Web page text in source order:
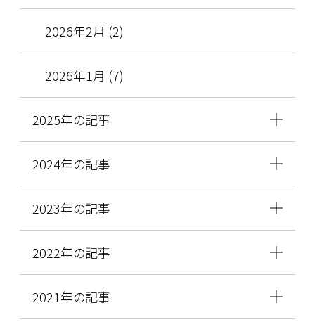
2026年2月 (2)
2026年1月 (7)
2025年の記事
2024年の記事
2023年の記事
2022年の記事
2021年の記事